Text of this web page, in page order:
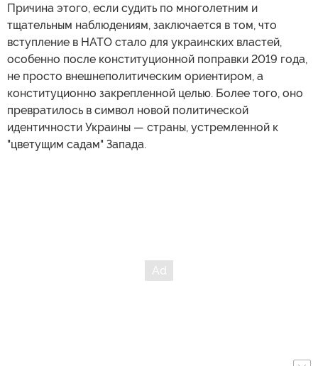
Причина этого, если судить по многолетним и
тщательным наблюдениям, заключается в том, что
вступление в НАТО стало для украинских властей,
особенно после конституционной поправки 2019 года,
не просто внешнеполитическим ориентиром, а
конституционно закрепленной целью. Более того, оно
превратилось в символ новой политической
идентичности Украины — страны, устремленной к
"цветущим садам" Запада.